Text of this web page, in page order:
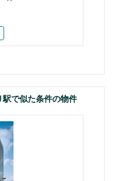
駅で似た条件の物件